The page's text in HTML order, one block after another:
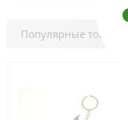
Популярные товары